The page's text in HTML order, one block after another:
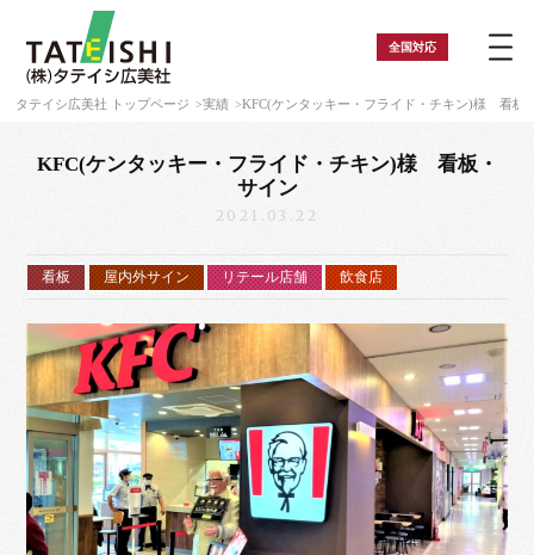
全国対応
タテイシ広美社 トップページ 実績 KFC(ケンタッキー・フライド・チキン)様 看板
KFC(ケンタッキー・フライド・チキン)様 看板・
サイン
2021.03.22
看板 屋内外サイン リテール店舗 飲食店